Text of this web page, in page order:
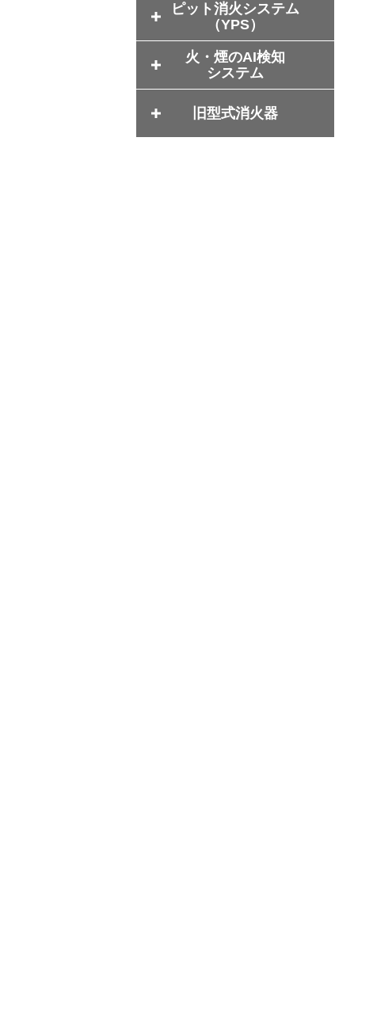
ピット消火システム
（YPS）
火・煙のAI検知
システム
旧型式消火器